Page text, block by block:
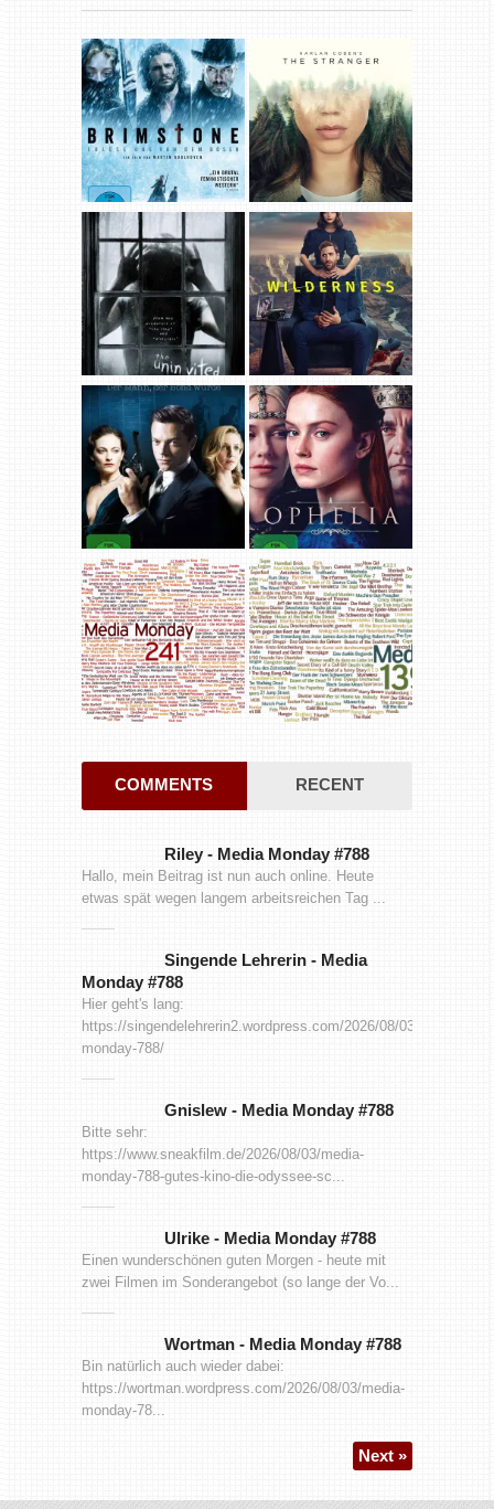
COMMENTS RECENT
Riley- Media Monday #788
Hallo, mein Beitrag ist nun auch online. Heute
etwas spät wegen langem arbeitsreichen Tag ...
Singende Lehrerin - Media
Monday #788
Hier geht's lang:
https://singendelehrerin2.wordpress.com/2026/08/03/media-
monday-788/
Gnislew - Media Monday #788
Bitte sehr:
https://www.sneakfilm.de/2026/08/03/media-
monday-788-gutes-kino-die-odyssee-sc...
Ulrike - Media Monday #788
Einen wunderschönen guten Morgen - heute mit
zwei Filmen im Sonderangebot (so lange der Vo...
Wortman - Media Monday #788
Bin natürlich auch wieder dabei:
https://wortman.wordpress.com/2026/08/03/media-
monday-78...
Next »